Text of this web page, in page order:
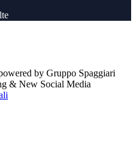
by Gruppo Spaggiari
& New Social Media